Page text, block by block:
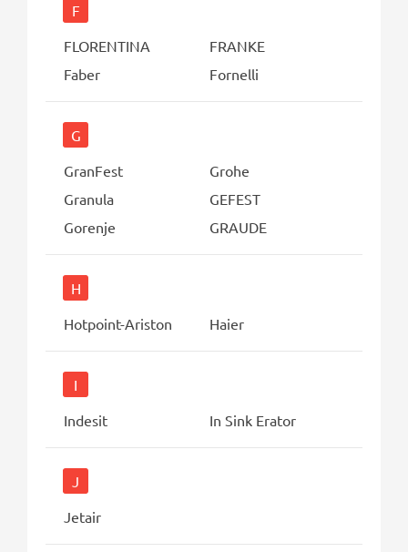
F
FLORENTINA
FRANKE
Faber
Fornelli
G
GranFest
Grohe
Granula
GEFEST
Gorenje
GRAUDE
H
Hotpoint-Ariston
Haier
I
Indesit
In Sink Erator
J
Jetair